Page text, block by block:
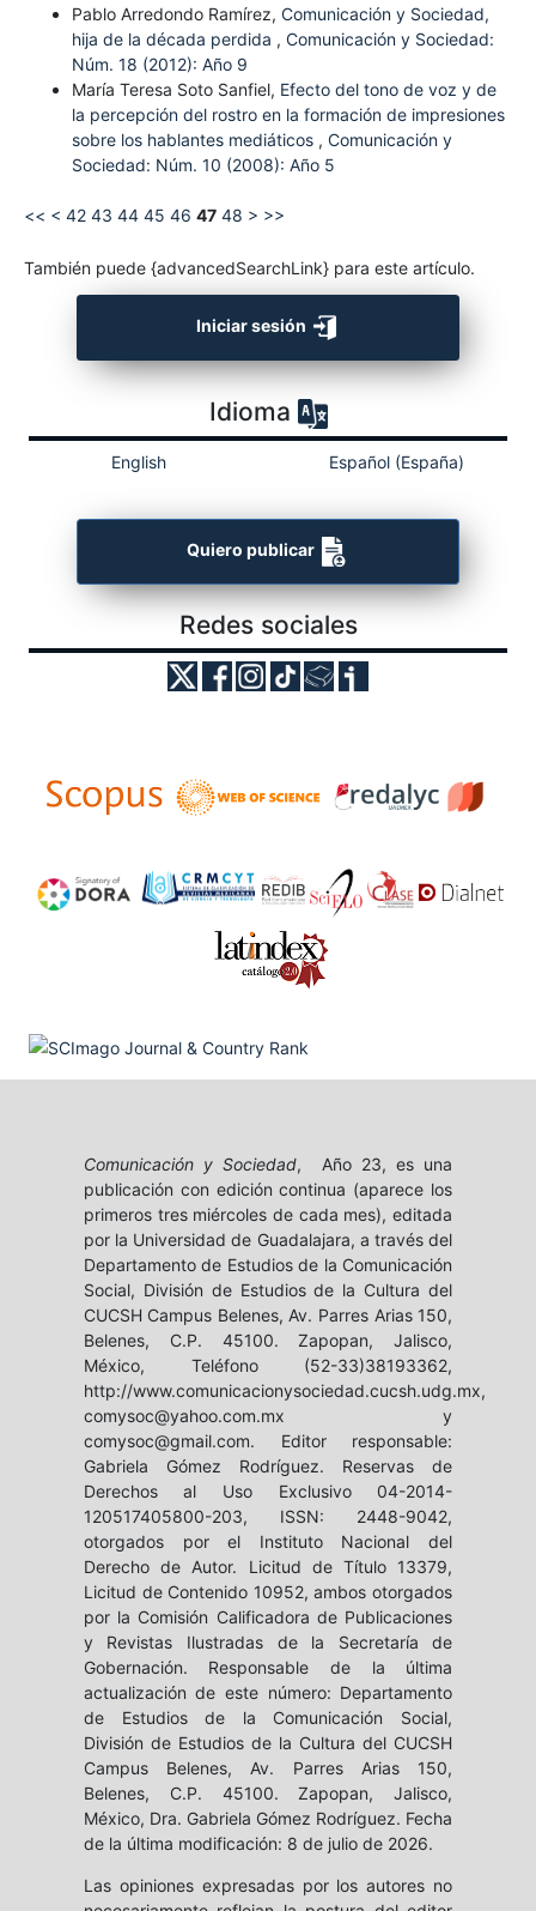
Pablo Arredondo Ramírez, Comunicación y Sociedad,
hija de la década perdida , Comunicación y Sociedad:
Núm. 18 (2012): Año 9
María Teresa Soto Sanfiel, Efecto del tono de voz y de
la percepción del rostro en la formación de impresiones
sobre los hablantes mediáticos , Comunicación y
Sociedad: Núm. 10 (2008): Año 5
<< < 42 43 44 45 46 47 48 > >>
También puede {advancedSearchLink} para este artículo.
Iniciar sesión
Idioma
English Español (España)
Quiero publicar
Redes sociales
Comunicación y Sociedad, Año 23, es una
publicación con edición continua (aparece los
primeros tres miércoles de cada mes), editada
por la Universidad de Guadalajara, a través del
Departamento de Estudios de la Comunicación
Social, División de Estudios de la Cultura del
CUCSH Campus Belenes, Av. Parres Arias 150,
Belenes, C.P. 45100. Zapopan, Jalisco,
México, Teléfono (52-33)38193362,
http://www.comunicacionysociedad.cucsh.udg.mx,
comysoc@yahoo.com.mx y
comysoc@gmail.com. Editor responsable:
Gabriela Gómez Rodríguez. Reservas de
Derechos al Uso Exclusivo 04-2014-
120517405800-203, ISSN: 2448-9042,
otorgados por el Instituto Nacional del
Derecho de Autor. Licitud de Título 13379,
Licitud de Contenido 10952, ambos otorgados
por la Comisión Calificadora de Publicaciones
y Revistas Ilustradas de la Secretaría de
Gobernación. Responsable de la última
actualización de este número: Departamento
de Estudios de la Comunicación Social,
División de Estudios de la Cultura del CUCSH
Campus Belenes, Av. Parres Arias 150,
Belenes, C.P. 45100. Zapopan, Jalisco,
México, Dra. Gabriela Gómez Rodríguez. Fecha
de la última modificación: 8 de julio de 2026.
Las opiniones expresadas por los autores no